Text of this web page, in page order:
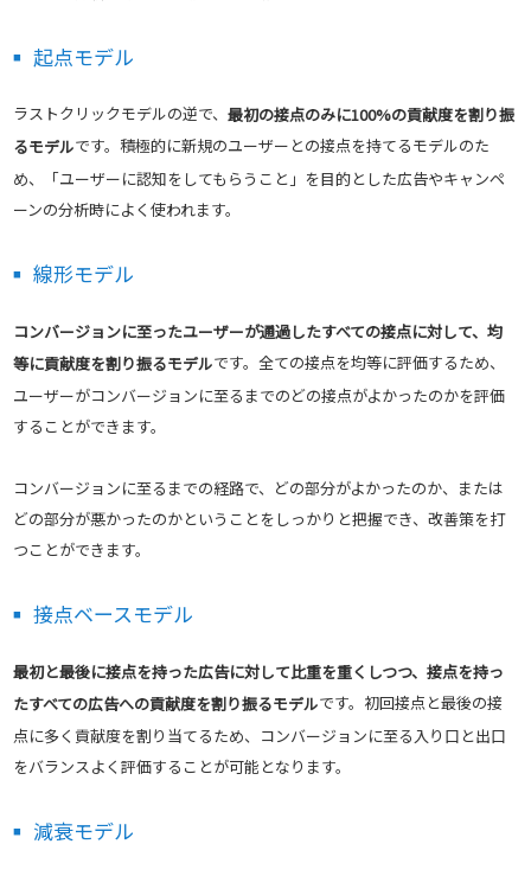
起点モデル
ラストクリックモデルの逆で、最初の接点のみに100%の貢献度を割り振
るモデルです。積極的に新規のユーザーとの接点を持てるモデルのた
め、「ユーザーに認知をしてもらうこと」を目的とした広告やキャンペ
ーンの分析時によく使われます。
線形モデル
コンバージョンに至ったユーザーが通過したすべての接点に対して、均
等に貢献度を割り振るモデルです。全ての接点を均等に評価するため、
ユーザーがコンバージョンに至るまでのどの接点がよかったのかを評価
することができます。
コンバージョンに至るまでの経路で、どの部分がよかったのか、または
どの部分が悪かったのかということをしっかりと把握でき、改善策を打
つことができます。
接点ベースモデル
最初と最後に接点を持った広告に対して比重を重くしつつ、接点を持っ
たすべての広告への貢献度を割り振るモデルです。初回接点と最後の接
点に多く貢献度を割り当てるため、コンバージョンに至る入り口と出口
をバランスよく評価することが可能となります。
減衰モデル